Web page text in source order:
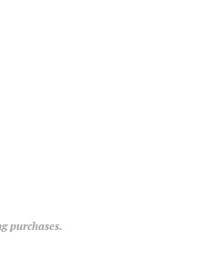
purchases.